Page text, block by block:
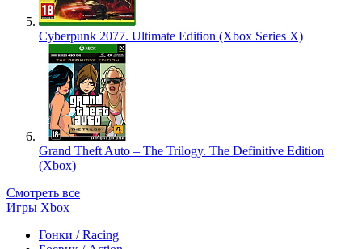
Cyberpunk 2077. Ultimate Edition (Xbox Series X)
Grand Theft Auto – The Trilogy. The Definitive Edition
(Xbox)
Смотреть все
Игры Xbox
Гонки / Racing